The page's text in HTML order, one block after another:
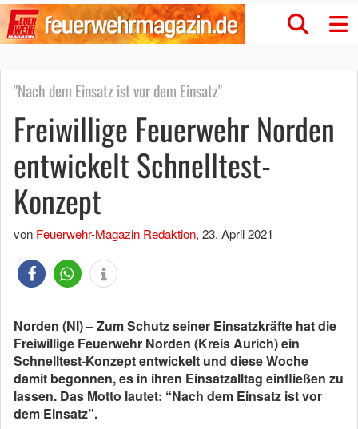
"Nach dem Einsatz ist vor dem Einsatz"
Freiwillige Feuerwehr Norden
entwickelt Schnelltest-
Konzept
von Feuerwehr-Magazin Redaktion, 23. April 2021
Norden (NI) – Zum Schutz seiner Einsatzkräfte hat die
Freiwillige Feuerwehr Norden (Kreis Aurich) ein
Schnelltest-Konzept entwickelt und diese Woche
damit begonnen, es in ihren Einsatzalltag einfließen zu
lassen. Das Motto lautet: “Nach dem Einsatz ist vor
dem Einsatz”.